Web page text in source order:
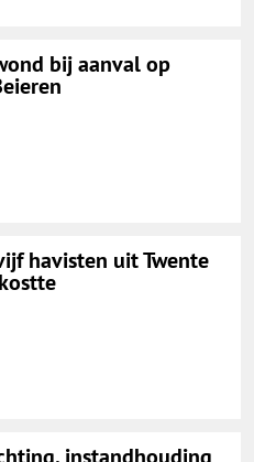
bij aanval op
havisten uit Twente